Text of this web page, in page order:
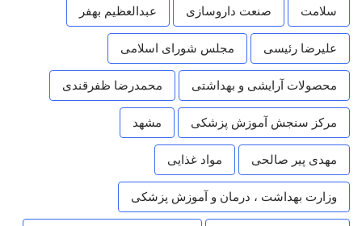
سلامت صنعت داروسازی عبدالعظیم بهفر
علیرضا رئیسی مجلس شورای اسلامی
محصولات آرایشی و بهداشتی محمدرضا ظفرقندی
مرکز سنجش آموزش پزشکی مشهد
مهدی پیر صالحی مواد غذایی
وزارت بهداشت ، درمان و آموزش پزشکی